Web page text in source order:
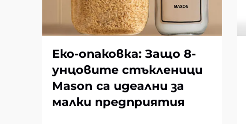
Еко-опаковка: Защо 8-
унцовите стъкленици
Mason са идеални за
малки предприятия